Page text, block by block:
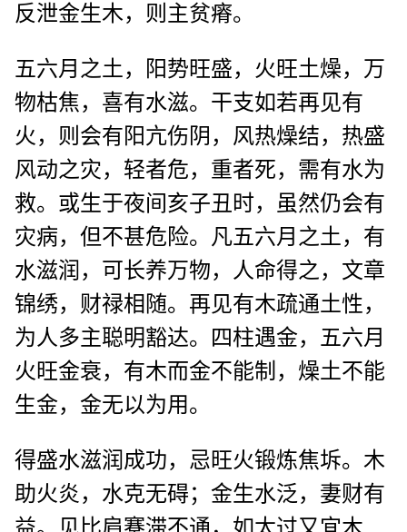
反泄金生木，则主贫瘠。
五六月之土，阳势旺盛，火旺土燥，万
物枯焦，喜有水滋。干支如若再见有
火，则会有阳亢伤阴，风热燥结，热盛
风动之灾，轻者危，重者死，需有水为
救。或生于夜间亥子丑时，虽然仍会有
灾病，但不甚危险。凡五六月之土，有
水滋润，可长养万物，人命得之，文章
锦绣，财禄相随。再见有木疏通土性，
为人多主聪明豁达。四柱遇金，五六月
火旺金衰，有木而金不能制，燥土不能
生金，金无以为用。
得盛水滋润成功，忌旺火锻炼焦坼。木
助火炎，水克无碍；金生水泛，妻财有